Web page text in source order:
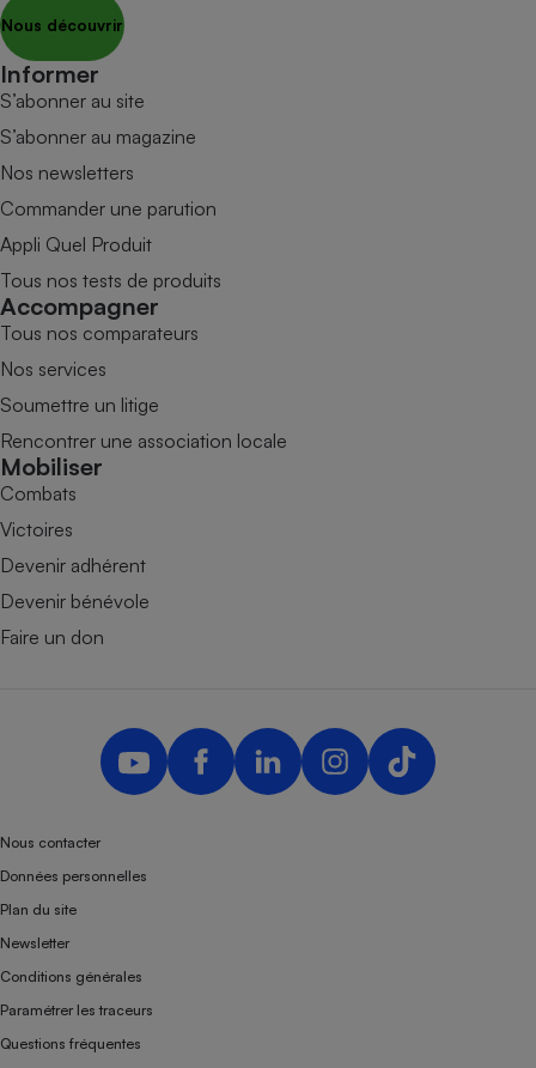
Nous découvrir
Informer
S’abonner au site
S’abonner au magazine
Nos newsletters
Commander une parution
Appli Quel Produit
Tous nos tests de produits
Accompagner
Tous nos comparateurs
Nos services
Soumettre un litige
Rencontrer une association locale
Mobiliser
Combats
Victoires
Devenir adhérent
Devenir bénévole
Faire un don
Nous contacter
Données personnelles
Plan du site
Newsletter
Conditions générales
Paramétrer les traceurs
Questions fréquentes